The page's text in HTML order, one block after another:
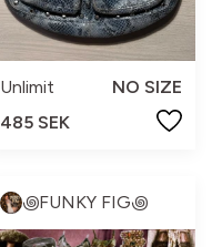
Unlimit
NO SIZE
485 SEK
꩜FUNKY FIG꩜